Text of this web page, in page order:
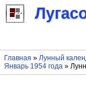
Главная » Лунный
Январь 1954 года»